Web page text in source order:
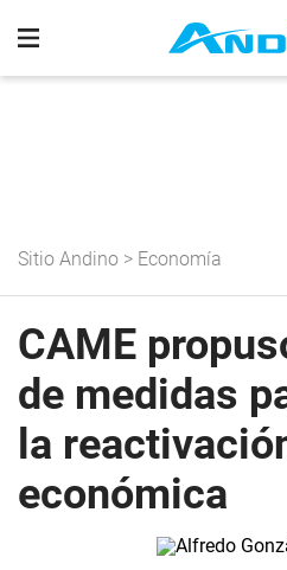
Sitio Andino > Economía
CAME
de medidas
la
económica